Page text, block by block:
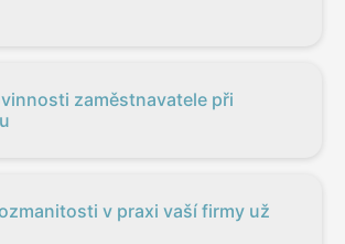
zaměstnavatele při
v praxi vaší firmy už